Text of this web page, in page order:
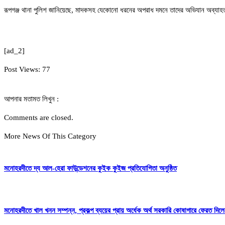
রূপগঞ্জ থানা পুলিশ জানিয়েছে, মাদকসহ যেকোনো ধরনের অপরাধ দমনে তাদের অভিযান
[ad_2]
Post Views: 77
আপনার মতামত লিখুন :
Comments are closed.
More News Of This Category
মনোহরদীতে দ্য আল-হেরা ফাউন্ডেশনের কুইক কুইজ প্রতিযোগিতা অনুষ্ঠিত
মনোহরদীতে খাল খনন সম্পন্ন, প্রকল্প ব্যয়ের প্রায় অর্ধেক অর্থ সরকারি কোষাগারে ফেরত